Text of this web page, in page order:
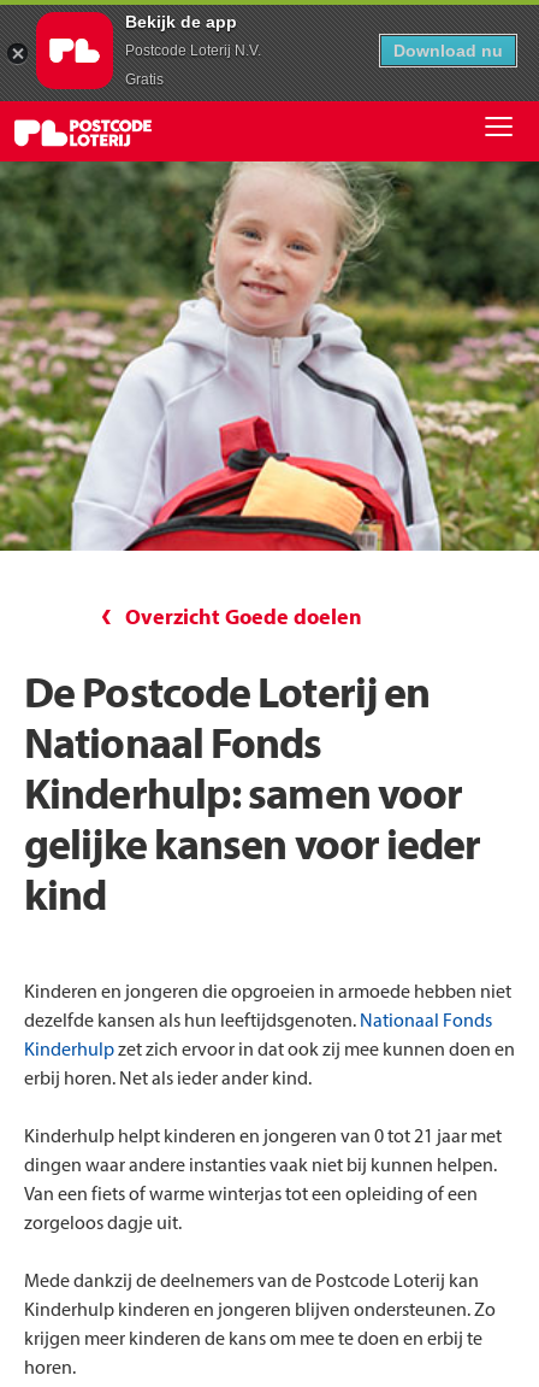
Bekijk de app
Postcode Loterij N.V.
Gratis
Download nu
Overzicht Goede doelen
De Postcode Loterij en
Nationaal Fonds
Kinderhulp: samen voor
gelijke kansen voor ieder
kind
Kinderen en jongeren die opgroeien in armoede hebben niet
dezelfde kansen als hun leeftijdsgenoten. Nationaal Fonds
Kinderhulpzet zich ervoor in dat ook zij mee kunnen doen en
erbij horen. Net als ieder ander kind.
Kinderhulp helpt kinderen en jongeren van 0 tot 21 jaar met
dingen waar andere instanties vaak niet bij kunnen helpen.
Van een fiets of warme winterjas tot een opleiding of een
zorgeloos dagje uit.
Mede dankzij de deelnemers van de Postcode Loterij kan
Kinderhulp kinderen en jongeren blijven ondersteunen. Zo
krijgen meer kinderen de kans om mee te doen en erbij te
horen.